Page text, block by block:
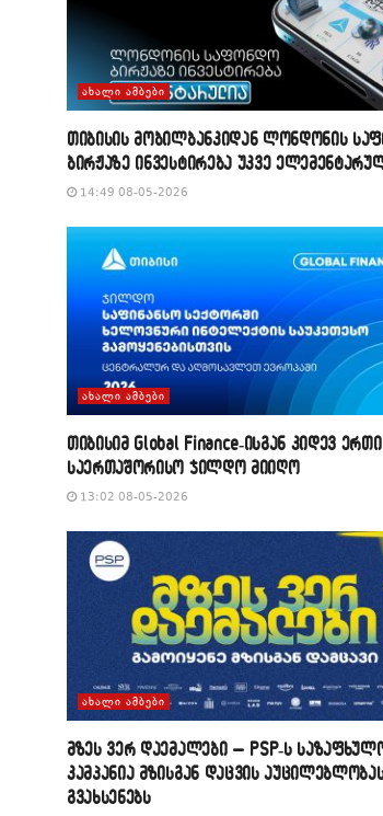
ᲐᲮᲐᲚᲘ ᲐᲛᲑᲔᲑᲘ
თიბისის მობილბანკიდან ლონდონის
ბირჟაზე ინვესტირება უკვე
14:49 08-05-2026
ᲐᲮᲐᲚᲘ ᲐᲛᲑᲔᲑᲘ
თიბისიმ Global Finance-ისგან კიდევ ერთი
საერთაშორისო ჯილდო მიიღო
13:02 08-05-2026
ᲐᲮᲐᲚᲘ ᲐᲛᲑᲔᲑᲘ
მზეს ვერ დაემალები – PSP-ს
კამპანია მზისგან დაცვის
გვახსენებს